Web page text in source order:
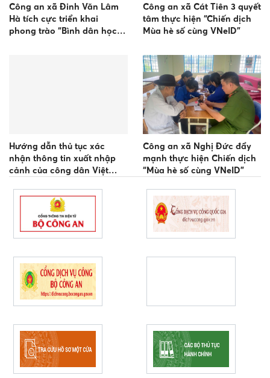
Công an xã Đinh Văn Lâm
Hà tích cực triển khai
phong trào “Bình dân học
Công an xã Cát Tiên 3 quyết
tâm thực hiện “Chiến dịch
Mùa hè số cùng VNeID”
Hướng dẫn thủ tục xác
nhận thông tin xuất nhập
cảnh của công dân Việt
Công an xã Nghị Đức đẩy
mạnh thực hiện Chiến dịch
“Mùa hè số cùng VNeID”